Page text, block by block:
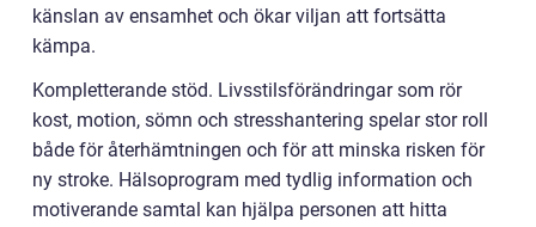
känslan av ensamhet och ökar viljan att fortsätta
kämpa.
Kompletterande stöd. Livsstilsförändringar som rör
kost, motion, sömn och stresshantering spelar stor roll
både för återhämtningen och för att minska risken för
ny stroke. Hälsoprogram med tydlig information och
motiverande samtal kan hjälpa personen att hitta